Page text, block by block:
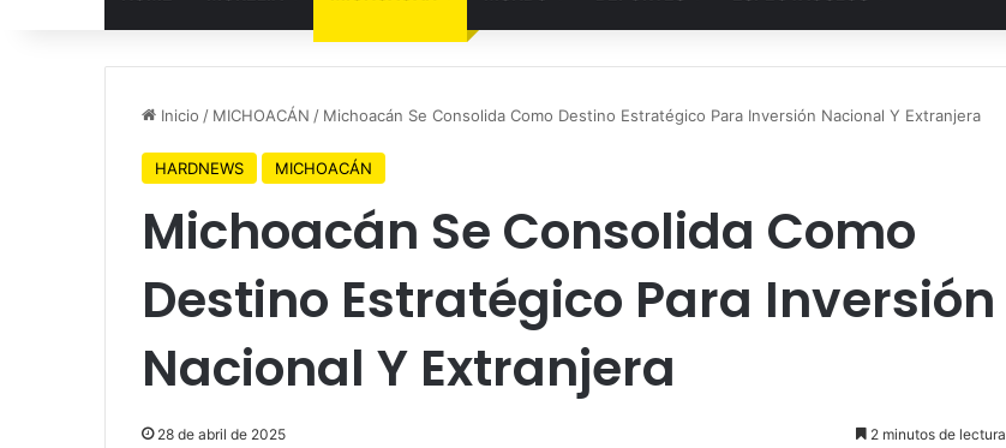
Inicio / MICHOACÁN / Michoacán Se Consolida Como Destino Estratégico Para Inversión Nacional Y Extranjera
HARDNEWS MICHOACÁN
Michoacán Se Consolida Como
Destino Estratégico Para Inversión
Nacional Y Extranjera
28 de abril de 2025 2 minutos de lectura